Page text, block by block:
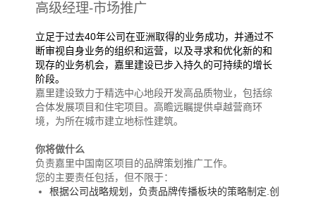
高级经理-市场推广
立足于过去40年公司在亚洲取得的业务成功，并通过不
断审视自身业务的组织和运营，以及寻求和优化新的和
现存的业务机会，嘉里建设已步入持久的可持续的增长
阶段。
嘉里建设致力于精选中心地段开发高品质物业，包括综
合体发展项目和住宅项目。高瞻远瞩提供卓越营商环
境，为所在城市建立地标性建筑。
你将做什么
负责嘉里中国南区项目的品牌策划推广工作。
您的主要责任包括，但不限于：
根据公司战略规划，负责品牌传播板块的策略制定 创